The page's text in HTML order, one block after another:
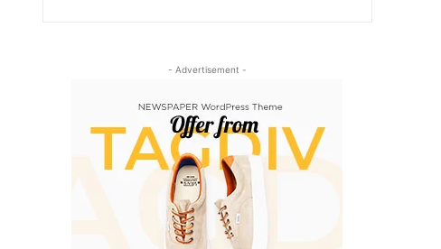
- Advertisement -